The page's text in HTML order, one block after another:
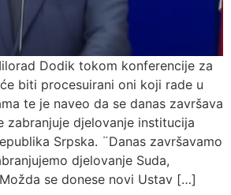
Dodik tokom konferencije za
biti procesuirani oni koji rade u
te je naveo da se danas završava
zabranjuje djelovanje institucija
Srpska. ¨Danas završavamo
djelovanje Suda,
se donese novi Ustav […]